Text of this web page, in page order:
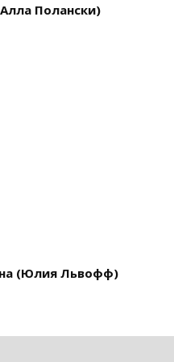
Полански)
(Юлия Львофф)